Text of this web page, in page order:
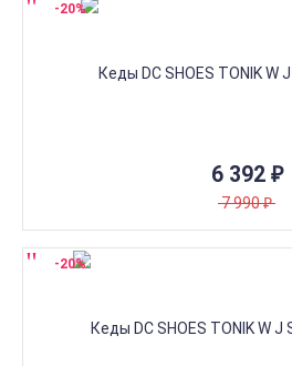
6 392 ₽
7 990₽
-20%
-20%